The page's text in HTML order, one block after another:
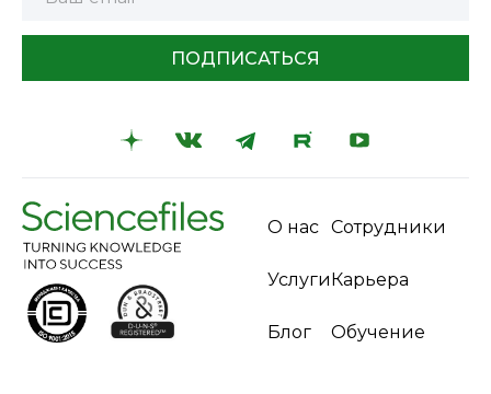
ПОДПИСАТЬСЯ
О нас
Услуги
Блог
Сотрудники
Карьера
Обучение